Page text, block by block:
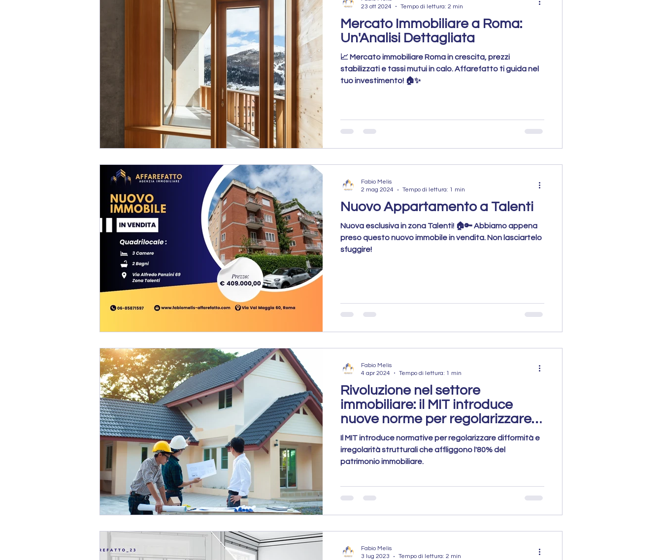
Mercato Immobiliare a Roma:
Un'Analisi Dettagliata
📈 Mercato immobiliare Roma in crescita, prezzi
stabilizzati e tassi mutui in calo. Affarefatto ti guida nel
tuo investimento! 🏠✨
23 ott 2024
Tempo di lettura: 2 min
Nuovo Appartamento a Talenti
Nuova esclusiva in zona Talenti! 🏠🔑 Abbiamo appena
preso questo nuovo immobile in vendita. Non lasciartelo
sfuggire!
Fabio Melis
2 mag 2024
Tempo di lettura: 1 min
Rivoluzione nel settore
immobiliare: il MIT introduce
nuove norme per regolarizzare
le irregolarità
Il MIT introduce normative per regolarizzare difformità e
irregolarità strutturali che affliggono l'80% del
patrimonio immobiliare.
Fabio Melis
4 apr 2024
Tempo di lettura: 1 min
Fabio Melis
3 lug 2023
Tempo di lettura: 2 min